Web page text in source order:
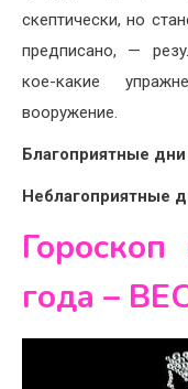
скептически, но
предписано, —
кое-какие
вооружение.
Благоприятные дни
Неблагоприятные
года –